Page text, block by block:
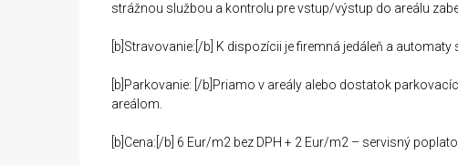
strážnou službou a kontrolu pre vstup/výstup do areálu
[b]Stravovanie:[/b] K dispozícii je firemná jedáleň a
[b]Parkovanie: [/b]Priamo v areály alebo dostatok
areálom.
[b]Cena:[/b] 6 Eur/m2 bez DPH + 2 Eur/m2 – servisný